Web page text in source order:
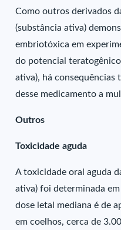
Como outros derivados
(substância ativa)
embriotóxica em
do potencial
ativa), há consequências
desse medicamento a
Outros
Toxicidade aguda
A toxicidade oral aguda
ativa) foi determinada
dose letal mediana é de
em coelhos, cerca de